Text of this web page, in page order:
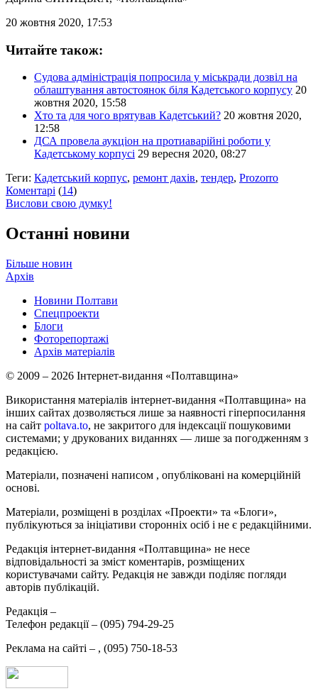
20 жовтня 2020, 17:53
Читайте також:
Судова адміністрація попросила у міськради дозвіл на
облаштування автостоянок біля Кадетського корпусу 20
жовтня 2020, 15:58
Хто та для чого врятував Кадетський? 20 жовтня 2020,
12:58
ДСА провела аукціон на протиаварійні роботи у
Кадетському корпусі 29 вересня 2020, 08:27
Теги: Кадетський корпус, ремонт дахів, тендер, Prozorro
Коментарі (14)
Вислови свою думку!
Останні новини
Більше новин
Архів
Новини Полтави
Спецпроекти
Блоги
Фоторепортажі
Архів матеріалів
© 2009 – 2026 Інтернет-видання «Полтавщина»
Використання матеріалів інтернет-видання «Полтавщина» на
інших сайтах дозволяється лише за наявності гіперпосилання
на сайт poltava.to, не закритого для індексації пошуковими
системами; у друкованих виданнях — лише за погодженням з
редакцією.
Матеріали, позначені написом , опубліковані на комерційній
основі.
Матеріали, розміщені в розділах «Проекти» та «Блоги»,
публікуються за ініціативи сторонніх осіб і не є редакційними.
Редакція інтернет-видання «Полтавщина» не несе
відповідальності за зміст коментарів, розміщених
користувачами сайту. Редакція не завжди поділяє погляди
авторів публікацій.
Редакція –
Телефон редакції – (095) 794-29-25
Реклама на сайті – , (095) 750-18-53